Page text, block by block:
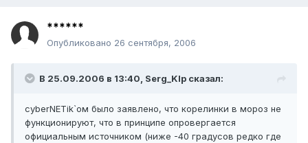
******
Опубликовано 26 сентября, 2006
В 25.09.2006 в 13:40, Serg_Klp сказал:
cyberNETik`ом было заявлено, что корелинки в мороз не
функционируют, что в принципе опровергается
официальным источником (ниже -40 градусов редко где